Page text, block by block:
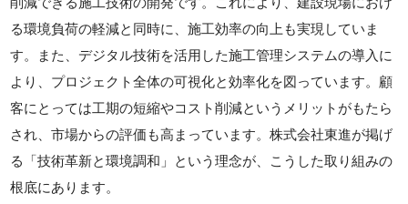
る環境負荷の軽減と同時に、施工効率の向上も実現していま
す。また、デジタル技術を活用した施工管理システムの導入に
より、プロジェクト全体の可視化と効率化を図っています。顧
客にとっては工期の短縮やコスト削減というメリットがもたら
され、市場からの評価も高まっています。株式会社東進が掲げ
る「技術革新と環境調和」という理念が、こうした取り組みの
根底にあります。